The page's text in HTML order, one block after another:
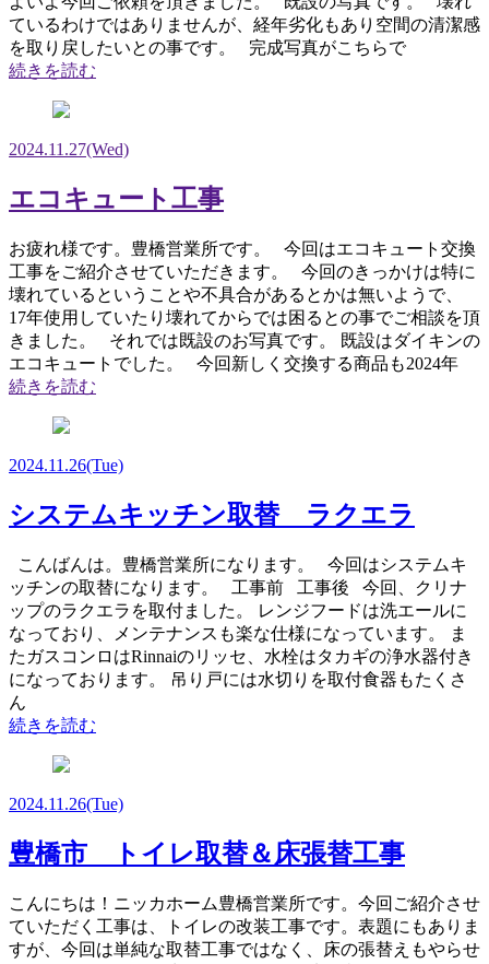
ているわけではありませんが、経年劣化もあり空間の清潔感
を取り戻したいとの事です。 完成写真がこちらで
続きを読む
2024.11.27(Wed)
エコキュート工事
お疲れ様です。豊橋営業所です。 今回はエコキュート交換
工事をご紹介させていただきます。 今回のきっかけは特に
壊れているということや不具合があるとかは無いようで、
17年使用していたり壊れてからでは困るとの事でご相談を頂
きました。 それでは既設のお写真です。 既設はダイキンの
エコキュートでした。 今回新しく交換する商品も2024年
続きを読む
2024.11.26(Tue)
システムキッチン取替 ラクエラ
こんばんは。豊橋営業所になります。 今回はシステムキ
ッチンの取替になります。 工事前 工事後 今回、クリナ
ップのラクエラを取付ました。 レンジフードは洗エールに
なっており、メンテナンスも楽な仕様になっています。 ま
たガスコンロはRinnaiのリッセ、水栓はタカギの浄水器付き
になっております。 吊り戸には水切りを取付食器もたくさ
ん
続きを読む
2024.11.26(Tue)
豊橋市 トイレ取替＆床張替工事
こんにちは！ニッカホーム豊橋営業所です。今回ご紹介させ
ていただく工事は、トイレの改装工事です。表題にもありま
すが、今回は単純な取替工事ではなく、床の張替えもやらせ